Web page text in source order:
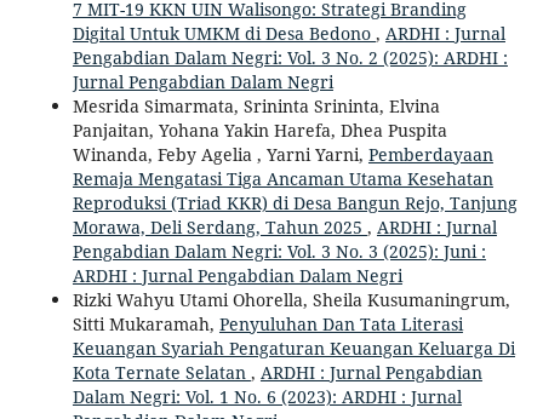
7 MIT-19 KKN UIN Walisongo: Strategi Branding
Digital Untuk UMKM di Desa Bedono , ARDHI : Jurnal
Pengabdian Dalam Negri: Vol. 3 No. 2 (2025): ARDHI :
Jurnal Pengabdian Dalam Negri
Mesrida Simarmata, Srininta Srininta, Elvina
Panjaitan, Yohana Yakin Harefa, Dhea Puspita
Winanda, Feby Agelia , Yarni Yarni, Pemberdayaan
Remaja Mengatasi Tiga Ancaman Utama Kesehatan
Reproduksi (Triad KKR) di Desa Bangun Rejo, Tanjung
Morawa, Deli Serdang, Tahun 2025 , ARDHI : Jurnal
Pengabdian Dalam Negri: Vol. 3 No. 3 (2025): Juni :
ARDHI : Jurnal Pengabdian Dalam Negri
Rizki Wahyu Utami Ohorella, Sheila Kusumaningrum,
Sitti Mukaramah, Penyuluhan Dan Tata Literasi
Keuangan Syariah Pengaturan Keuangan Keluarga Di
Kota Ternate Selatan , ARDHI : Jurnal Pengabdian
Dalam Negri: Vol. 1 No. 6 (2023): ARDHI : Jurnal